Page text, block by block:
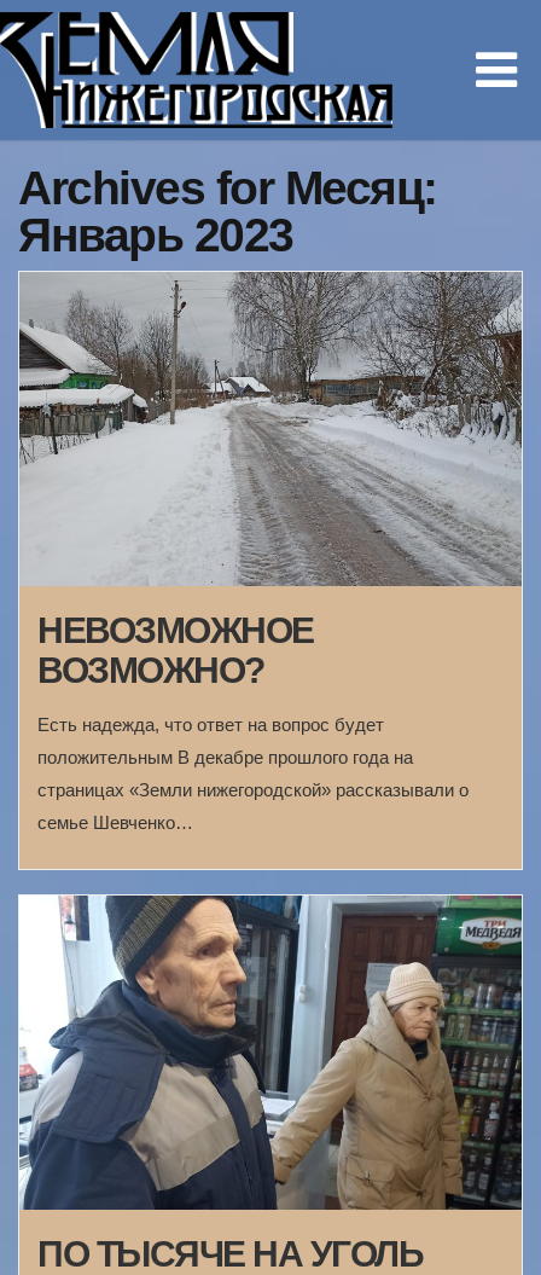
Archives for Месяц:
Январь 2023
НЕВОЗМОЖНОЕ
ВОЗМОЖНО?
Есть надежда, что ответ на вопрос будет
положительным В декабре прошлого года на
страницах «Земли нижегородской» рассказывали о
семье Шевченко…
ПО ТЫСЯЧЕ НА УГОЛЬ